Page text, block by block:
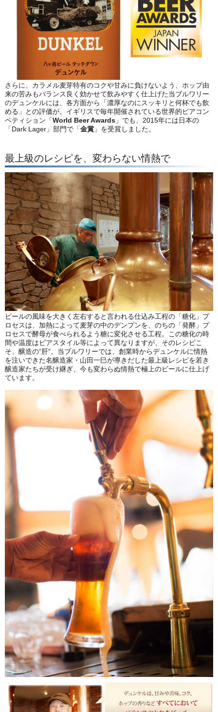
さらに、カラメル麦芽特有のコクや甘みに負けないよう、ホップ由
来の苦みもバランス良く効かせて飲みやすく仕上げた当ブルワリー
のデュンケルには、各方面から「濃厚なのにスッキリと何杯でも飲
める」との評価が。イギリスで毎年開催されている世界的ビアコン
ペティション「 World Beer Awards 」でも、2015年には日本の
「Dark Lager」部門で「 金賞 」を受賞しました。
最上級のレシピを、変わらない情熱で
ビールの風味を大きく左右すると言われる仕込み工程の「糖化」プ
ロセスは、加熱によって麦芽の中のデンプンを、のちの「発酵」プ
ロセスで酵母が食べられるよう糖に変化させる工程。この糖化の時
間や温度はビアスタイル等によって異なりますが、そのレシピこ
そ、醸造の“肝”。当ブルワリーでは、創業時からデュンケルに情熱
を注いできた名醸造家・山田一巳が導きだした最上級レシピを若き
醸造家たちが受け継ぎ、今も変わらぬ情熱で極上のビールに仕上げ
ています。